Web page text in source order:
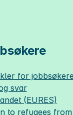
for jobbsøkere
svar
(EURES)
to refugees